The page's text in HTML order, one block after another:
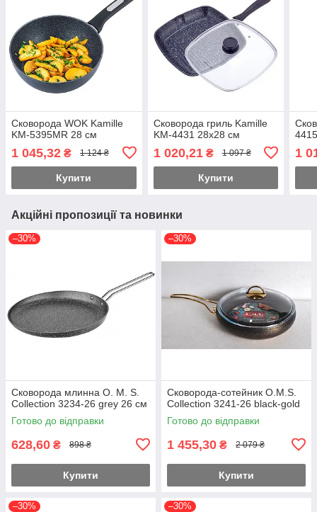
Сковорода WOK Kamille
KM-5395MR 28 см
1 045,32 ₴ 1 124 ₴
Купити
Сковорода гриль Kamille
KM-4431 28х28 см
1 020,21₴ 1 097 ₴
Купити
1
Акційні пропозиції та новинки
–30%
Сковорода млинна O. M. S.
Collection 3234-26 grey 26 см
Готово до відправки
628,60 ₴ 898 ₴
Купити
–30%
Сковорода-сотейник O.M.S.
Collection 3241-26 black-gold
Готово до відправки
1 455,30 ₴ 2 079 ₴
Купити
–30% –30%